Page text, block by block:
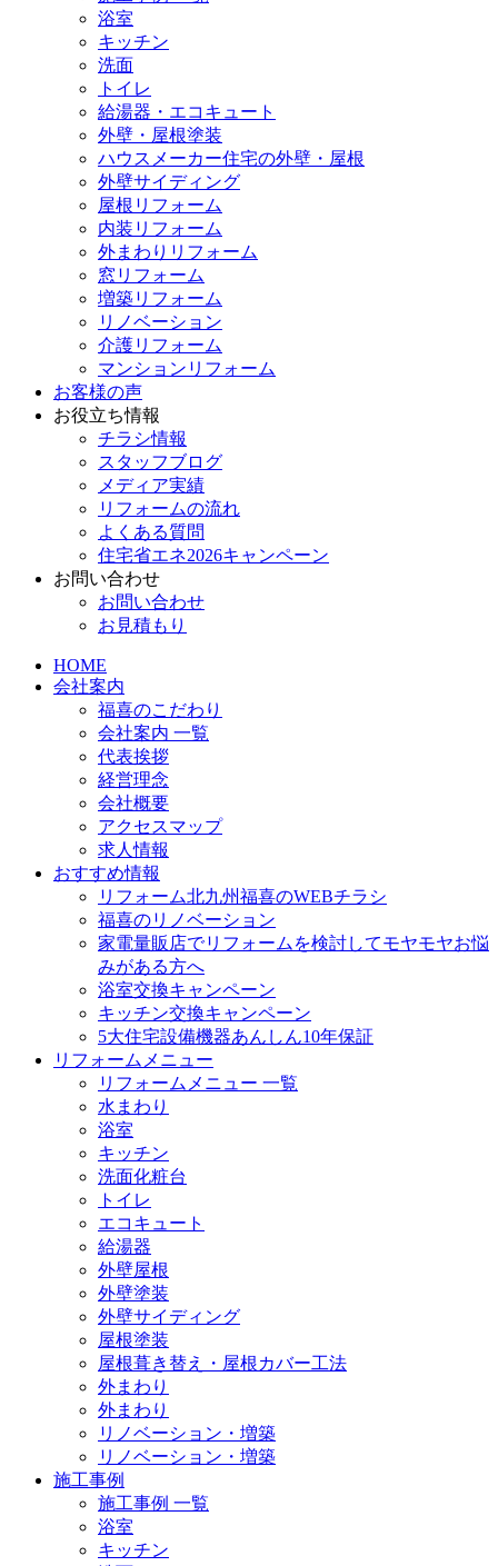
浴室
キッチン
洗面
トイレ
給湯器・エコキュート
外壁・屋根塗装
ハウスメーカー住宅の外壁・屋根
外壁サイディング
屋根リフォーム
内装リフォーム
外まわりリフォーム
窓リフォーム
増築リフォーム
リノベーション
介護リフォーム
マンションリフォーム
お客様の声
お役立ち情報
チラシ情報
スタッフブログ
メディア実績
リフォームの流れ
よくある質問
住宅省エネ2026キャンペーン
お問い合わせ
お問い合わせ
お見積もり
HOME
会社案内
福喜のこだわり
会社案内 一覧
代表挨拶
経営理念
会社概要
アクセスマップ
求人情報
おすすめ情報
リフォーム北九州福喜のWEBチラシ
福喜のリノベーション
家電量販店でリフォームを検討してモヤモヤお悩
みがある方へ
浴室交換キャンペーン
キッチン交換キャンペーン
5大住宅設備機器あんしん10年保証
リフォームメニュー
リフォームメニュー 一覧
水まわり
浴室
キッチン
洗面化粧台
トイレ
エコキュート
給湯器
外壁屋根
外壁塗装
外壁サイディング
屋根塗装
屋根葺き替え・屋根カバー工法
外まわり
外まわり
リノベーション・増築
リノベーション・増築
施工事例
施工事例 一覧
浴室
キッチン